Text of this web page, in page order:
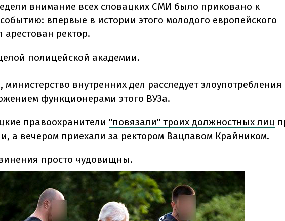
внимание всех словацких СМИ было приковано к
впервые в истории этого молодого европейского
арестован ректор.
полицейской академии.
министерство внутренних дел расследует злоупотребления
функционерами этого ВУЗа.
правоохранители "повязали" троих должностных лиц
а вечером приехали за ректором Вацлавом Крайником.
просто чудовищны.